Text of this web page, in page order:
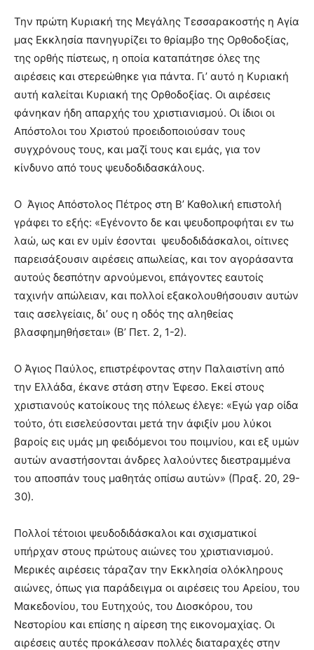
Την πρώτη Κυριακή της Μεγάλης Τεσσαρακοστής η Αγία
μας Εκκλησία πανηγυρίζει το θρίαμβο της Ορθοδοξίας,
της ορθής πίστεως, η οποία καταπάτησε όλες της
αιρέσεις και στερεώθηκε για πάντα. Γι’ αυτό η Κυριακή
αυτή καλείται Κυριακή της Ορθοδοξίας. Οι αιρέσεις
φάνηκαν ήδη απαρχής του χριστιανισμού. Οι ίδιοι οι
Απόστολοι του Χριστού προειδοποιούσαν τους
συγχρόνους τους, και μαζί τους και εμάς, για τον
κίνδυνο από τους ψευδοδιδασκάλους.
Ο Άγιος Απόστολος Πέτρος στη Β’ Καθολική επιστολή
γράφει το εξής: «Εγένοντο δε και ψευδοπροφήται εν τω
λαώ, ως και εν υμίν έσονται ψευδοδιδάσκαλοι, οίτινες
παρεισάξουσιν αιρέσεις απωλείας, και τον αγοράσαντα
αυτούς δεσπότην αρνούμενοι, επάγοντες εαυτοίς
ταχινήν απώλειαν, και πολλοί εξακολουθήσουσιν αυτών
ταις ασελγείαις, δι’ ους η οδός της αληθείας
βλασφημηθήσεται» (Β’ Πετ. 2, 1-2).
Ο Άγιος Παύλος, επιστρέφοντας στην Παλαιστίνη από
την Ελλάδα, έκανε στάση στην Έφεσο. Εκεί στους
χριστιανούς κατοίκους της πόλεως έλεγε: «Εγώ γαρ οίδα
τούτο, ότι εισελεύσονται μετά την άφιξίν μου λύκοι
βαροίς εις υμάς μη φειδόμενοι του ποιμνίου, και εξ υμών
αυτών αναστήσονται άνδρες λαλούντες διεστραμμένα
του αποσπάν τους μαθητάς οπίσω αυτών» (Πραξ. 20, 29-
30).
Πολλοί τέτοιοι ψευδοδιδάσκαλοι και σχισματικοί
υπήρχαν στους πρώτους αιώνες του χριστιανισμού.
Μερικές αιρέσεις τάραζαν την Εκκλησία ολόκληρους
αιώνες, όπως για παράδειγμα οι αιρέσεις του Αρείου, του
Μακεδονίου, του Ευτηχούς, του Διοσκόρου, του
Νεστορίου και επίσης η αίρεση της εικονομαχίας. Οι
αιρέσεις αυτές προκάλεσαν πολλές διαταραχές στην